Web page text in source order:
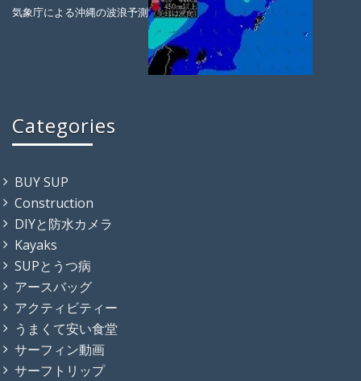
気象庁による沖縄の波浪予測
Categories
BUY SUP
Construction
DIYと防水カメラ
Kayaks
SUPとうつ病
アースバッグ
アクティビティー
うまくて安い食堂
サーフィン動画
サーフトリップ